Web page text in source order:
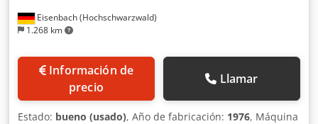
Eisenbach (Hochschwarzwald)
1.268 km
Información de
precio
Llamar
Estado: bueno (usado), Año de fabricación: 1976, Máquina